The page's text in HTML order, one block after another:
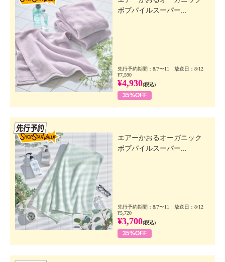
ボブパイルスーパー...
先行予約期間：8/7〜11 放送日：8/12
¥7,590
¥4,930(税込)
35%OFF
エアーかおるオーガニック
ボブパイルスーパー...
先行予約期間：8/7〜11 放送日：8/12
¥5,720
¥3,700(税込)
35%OFF